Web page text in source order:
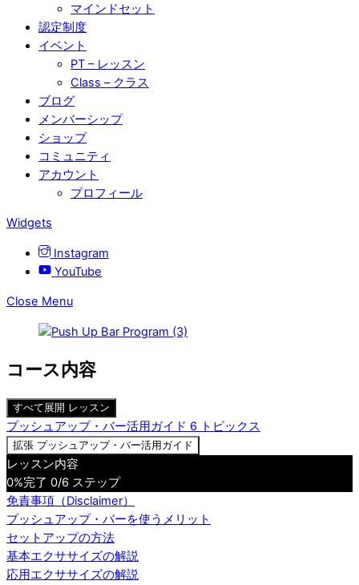
マインドセット
認定制度
イベント
PT – レッスン
Class – クラス
ブログ
メンバーシップ
ショップ
コミュニティ
アカウント
プロフィール
Widgets
Instagram
YouTube
Close Menu
コース内容
すべて展開 レッスン
プッシュアップ・バー活用ガイド 6 トピックス
拡張 プッシュアップ・バー活用ガイド
レッスン内容
0%完了 0/6 ステップ
免責事項（Disclaimer）
プッシュアップ・バーを使うメリット
セットアップの方法
基本エクササイズの解説
応用エクササイズの解説